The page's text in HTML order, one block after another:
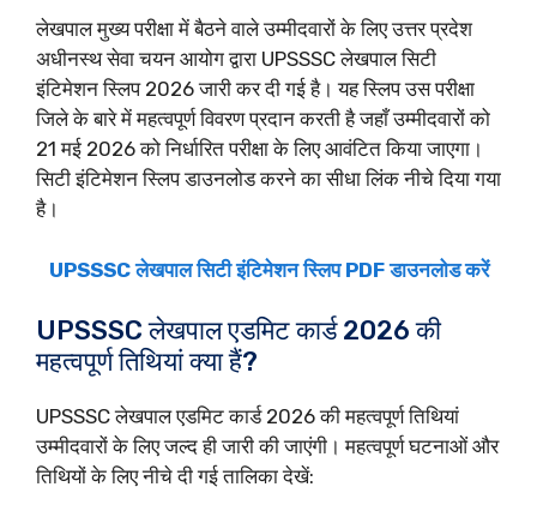
लेखपाल मुख्य परीक्षा में बैठने वाले उम्मीदवारों के लिए उत्तर प्रदेश
अधीनस्थ सेवा चयन आयोग द्वारा UPSSSC लेखपाल सिटी
इंटिमेशन स्लिप 2026 जारी कर दी गई है। यह स्लिप उस परीक्षा
जिले के बारे में महत्वपूर्ण विवरण प्रदान करती है जहाँ उम्मीदवारों को
21 मई 2026 को निर्धारित परीक्षा के लिए आवंटित किया जाएगा।
सिटी इंटिमेशन स्लिप डाउनलोड करने का सीधा लिंक नीचे दिया गया
है।
UPSSSC लेखपाल सिटी इंटिमेशन स्लिप PDF डाउनलोड करें
UPSSSC लेखपाल एडमिट कार्ड 2026 की
महत्वपूर्ण तिथियां क्या हैं?
UPSSSC लेखपाल एडमिट कार्ड 2026 की महत्वपूर्ण तिथियां
उम्मीदवारों के लिए जल्द ही जारी की जाएंगी। महत्वपूर्ण घटनाओं और
तिथियों के लिए नीचे दी गई तालिका देखें: